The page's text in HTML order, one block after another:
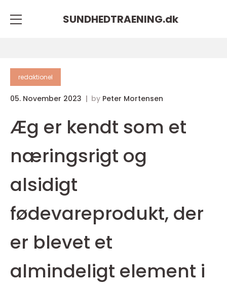
SUNDHEDTRAENING.dk
redaktionel
05. November 2023 by Peter Mortensen
Æg er kendt som et
næringsrigt og
alsidigt
fødevareprodukt, der
er blevet et
almindeligt element i